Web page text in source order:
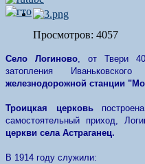
Просмотров: 4057
Село Логиново, от Твери
затопления
железнодорожной станции
Троицкая церковь
самостоятельный приход,
церкви села Астраганец.
В 1914 году служили: